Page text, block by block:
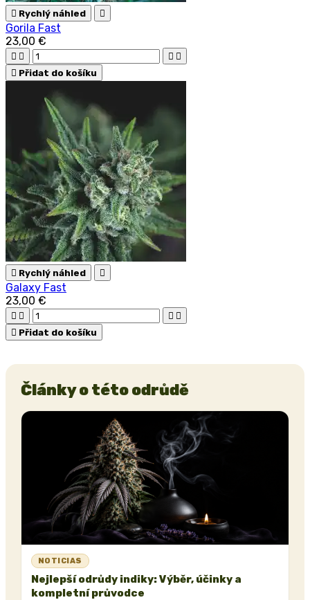
 Rychlý náhled 
Gorila Fast
23,00 €
   
 Přidat do košíku
 Rychlý náhled 
Galaxy Fast
23,00 €
   
 Přidat do košíku
Články o této odrůdě
NOTICIAS
Nejlepší odrůdy indiky: Výběr, účinky a
kompletní průvodce